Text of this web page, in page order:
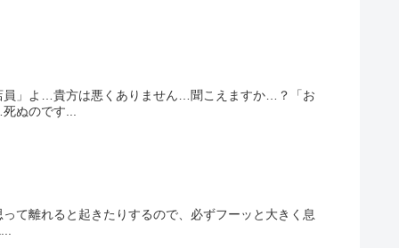
」よ…貴方は悪くありません…聞こえますか…？「お
ぬのです...
て離れると起きたりするので、必ずフーッと大きく息